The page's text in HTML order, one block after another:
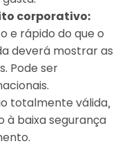
corporativo:
e rápido do que o
deverá mostrar as
Pode ser
totalmente válida,
à baixa segurança